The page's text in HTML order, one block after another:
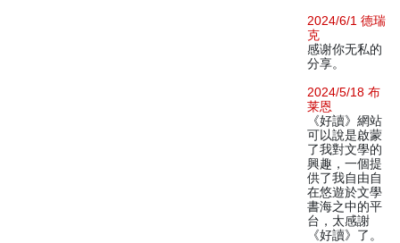
2024/6/1 德瑞
克
感谢你无私的
分享。
2024/5/18 布
莱恩
《好讀》網站
可以說是啟蒙
了我對文學的
興趣，一個提
供了我自由自
在悠遊於文學
書海之中的平
台，太感謝
《好讀》了。